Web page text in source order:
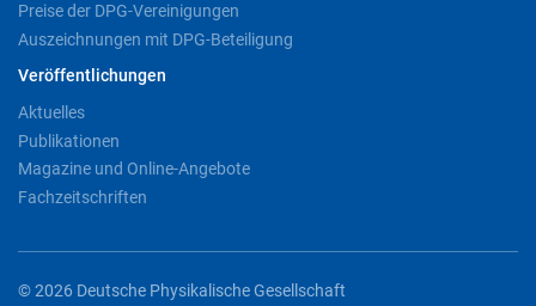
Preise der DPG-Vereinigungen
Auszeichnungen mit DPG-Beteiligung
Veröffentlichungen
Aktuelles
Publikationen
Magazine und Online-Angebote
Fachzeitschriften
© 2026 Deutsche Physikalische Gesellschaft